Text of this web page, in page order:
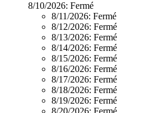
8/10/2026: Fermé
8/11/2026: Fermé
8/12/2026: Fermé
8/13/2026: Fermé
8/14/2026: Fermé
8/15/2026: Fermé
8/16/2026: Fermé
8/17/2026: Fermé
8/18/2026: Fermé
8/19/2026: Fermé